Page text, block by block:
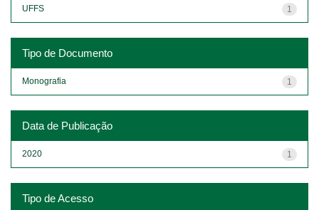
1
UFFS
Tipo de Documento
1
Monografia
Data de Publicação
1
2020
Tipo de Acesso